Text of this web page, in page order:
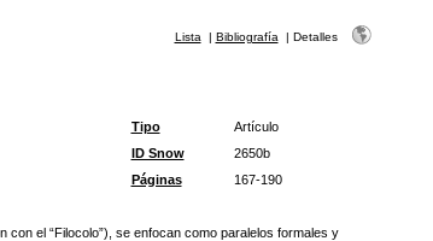
Lista | Bibliografía | Detalles
Tipo
Artículo
ID Snow
2650b
Páginas
167-190
con el “Filocolo”), se enfocan como paralelos formales y